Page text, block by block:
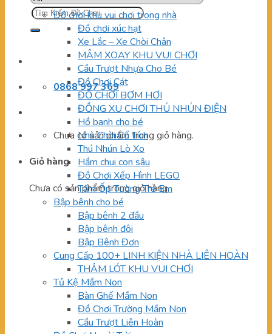
Tìm
kiếm:
0868 997 369
Chưa có sản phẩm trong giỏ hàng.
Giỏ hàng
Chưa có sản phẩm trong giỏ hàng.
Đồ chơi khu vui chơi trong nhà
Đồ chơi xúc hạt
Xe Lắc – Xe Chòi Chân
MÂM XOAY KHU VUI CHƠI
Cầu Trượt Nhựa Cho Bé
Đồ Chơi Cát
ĐỒ CHƠI BƠM HƠI
ĐỒNG XU CHƠI THÚ NHÚN ĐIỆN
Hồ banh cho bé
Nhà Chòi Cổ Tích
Thú Nhún Lò Xo
Hầm chui con sâu
Đồ Chơi Xếp Hình LEGO
Tấm Ốp Tường Trẻ Em
Bập bênh cho bé
Bập bênh 2 đầu
Bập bênh đôi
Bập Bênh Đơn
Cung Cấp 100+ LINH KIỆN NHÀ LIÊN HOÀN
THẢM LÓT KHU VUI CHƠI
Tủ Kệ Mầm Non
Bàn Ghế Mầm Non
Đồ Chơi Trường Mầm Non
Cầu Trượt Liên Hoàn